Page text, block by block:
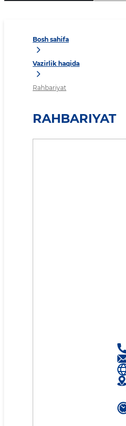
Bosh sahifa
Vazirlik haqida
Rahbariyat
RAHBARIYAT